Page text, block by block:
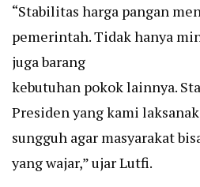
“Stabilitas harga pangan
pemerintah. Tidak hanya
juga barang
kebutuhan pokok lainnya.
Presiden yang kami
sungguh agar masyarakat
yang wajar,” ujar Lutfi.